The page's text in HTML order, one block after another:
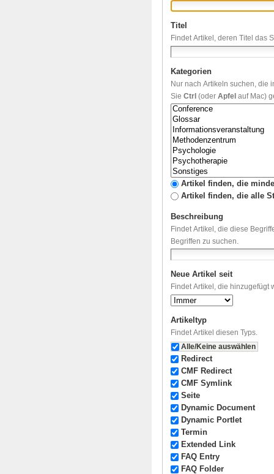
Titel
Findet Artikel, deren Titel das
Kategorien
Nur nach Artikeln suchen, die
SieCtrl (oderApfel auf Mac)
Artikel finden, die
Artikel finden, die alle
Beschreibung
Findet Artikel, die diese
Begriffen zu suchen.
Neue Artikel seit
Findet Artikel, die hinzugefügt
Artikeltyp
Findet Artikel diesen Typs.
Alle/Keine auswählen
Redirect
CMF Redirect
CMF Symlink
Seite
Dynamic Document
Dynamic Portlet
Termin
Extended Link
FAQ Entry
FAQ Folder